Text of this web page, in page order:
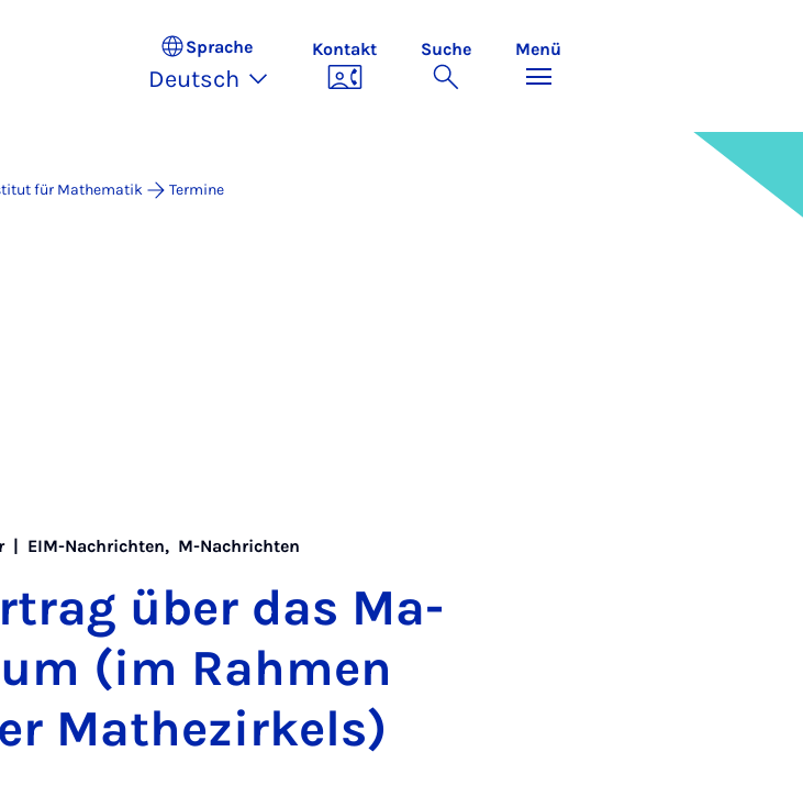
Sprache
Deutsch
Kontakt Suche Menü
für Mathematik Termine
| EIM-Nachrichten, M-Nachrichten
über das Ma­
(im Rah­men
Ma­the­zir­kels)